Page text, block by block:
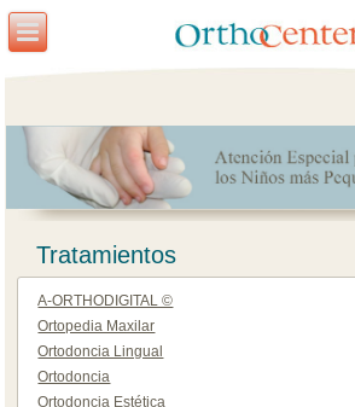
Tratamientos
A-ORTHODIGITAL ©
Ortopedia Maxilar
Ortodoncia Lingual
Ortodoncia
Ortodoncia Estética